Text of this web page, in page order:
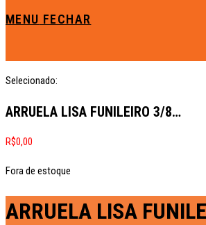
MENU FECHAR
Selecionado:
ARRUELA LISA FUNILEIRO 3/8…
R$0,00
Fora de estoque
ARRUELA LISA